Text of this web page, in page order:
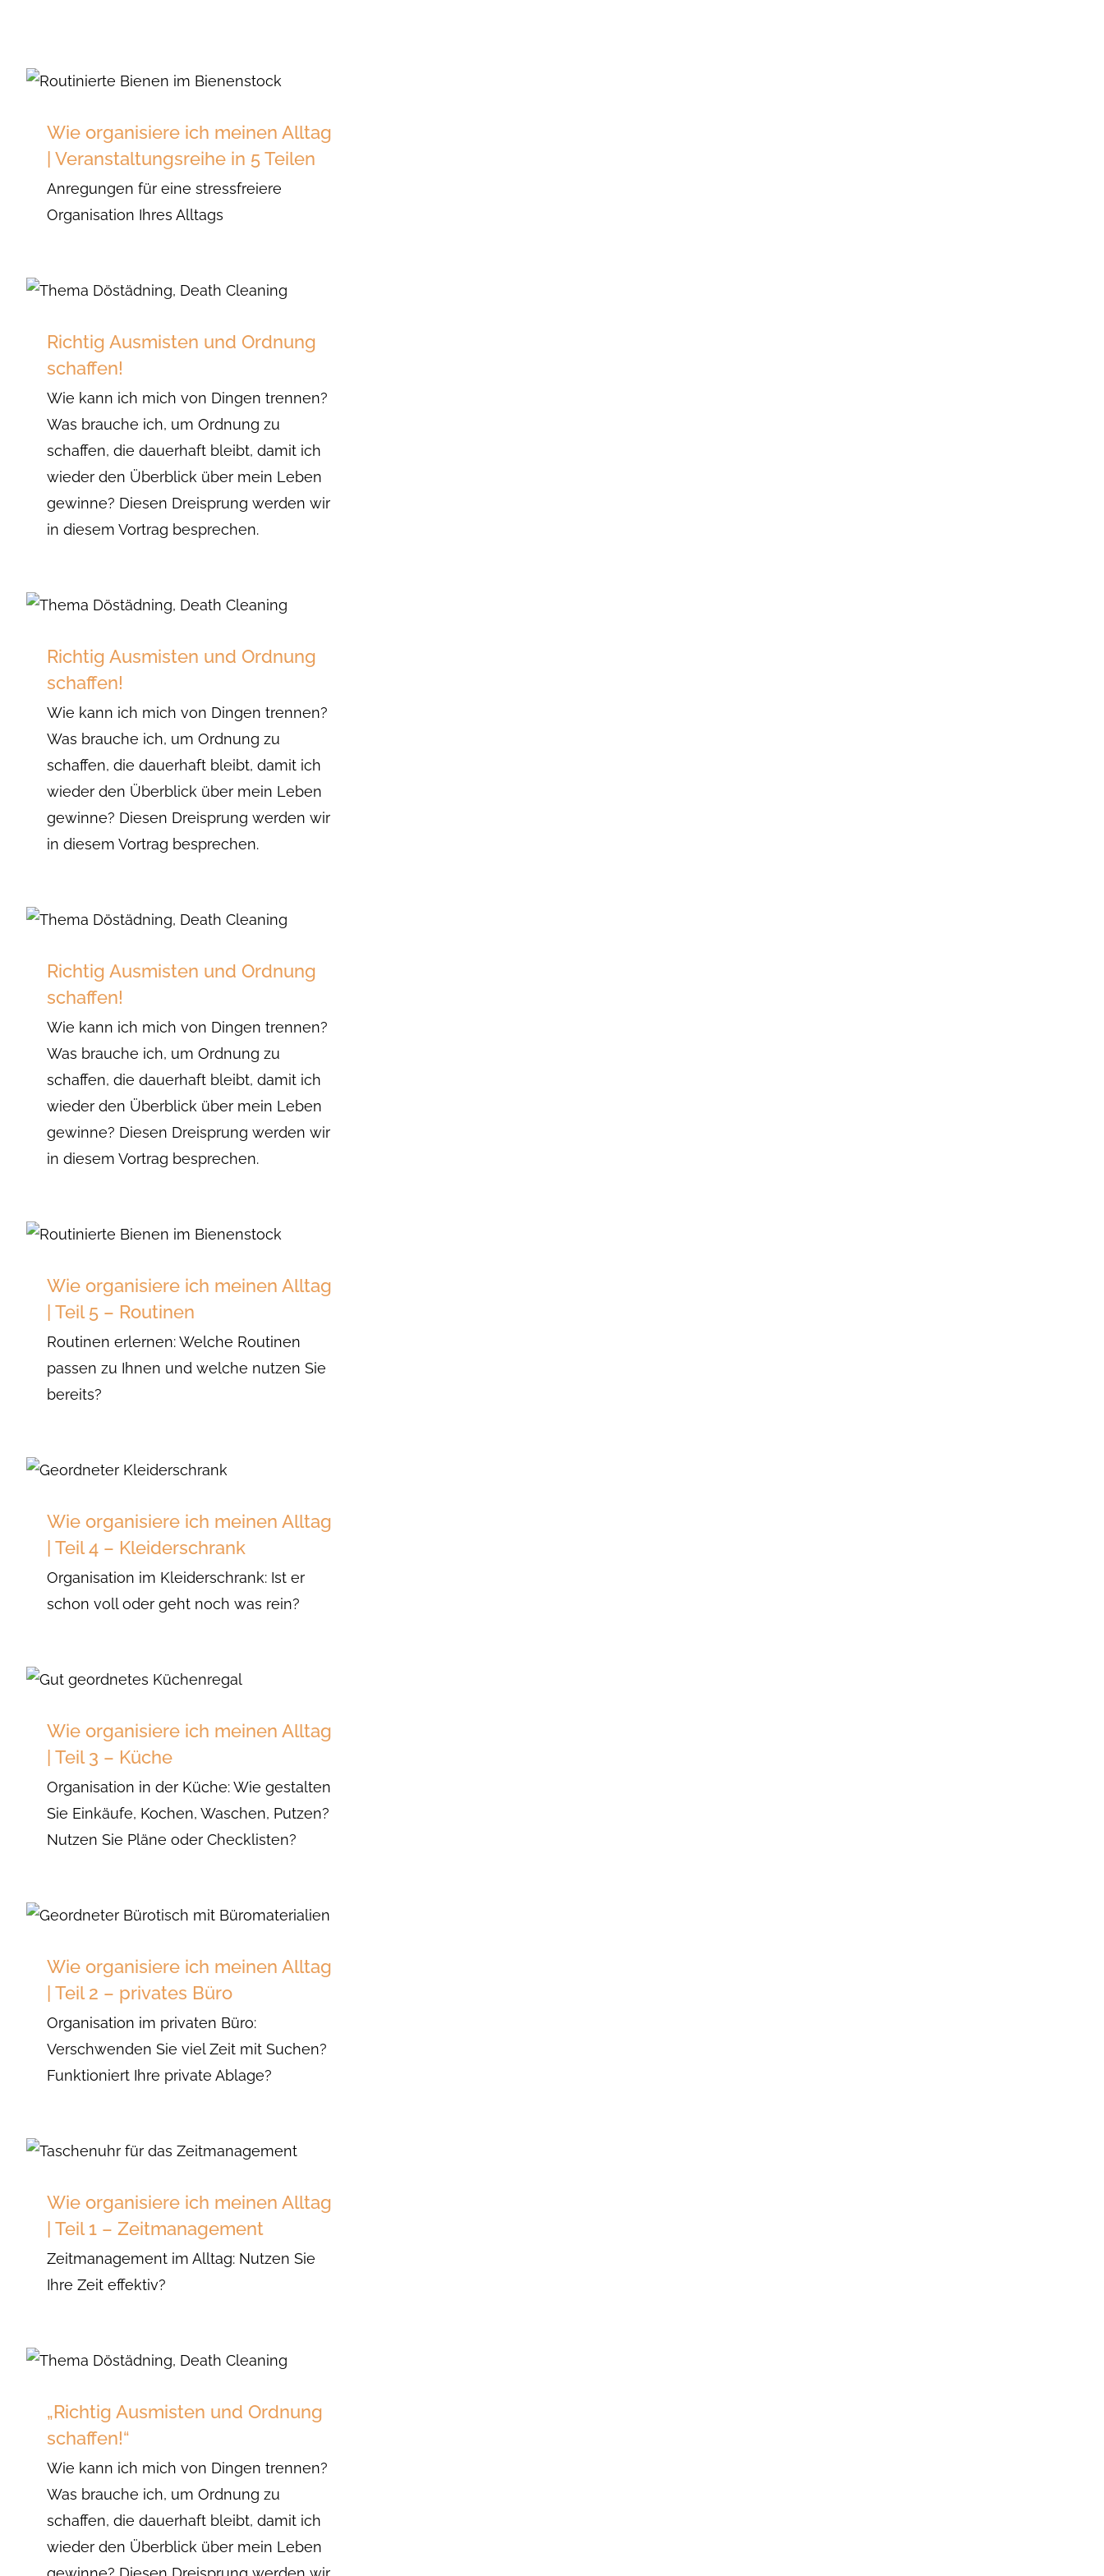
Wie organisiere ich meinen Alltag
| Veranstaltungsreihe in 5 Teilen
Anregungen für eine stressfreiere
Organisation Ihres Alltags
Richtig Ausmisten und Ordnung
schaffen!
Wie kann ich mich von Dingen trennen?
Was brauche ich, um Ordnung zu
schaffen, die dauerhaft bleibt, damit ich
wieder den Überblick über mein Leben
gewinne? Diesen Dreisprung werden wir
in diesem Vortrag besprechen.
Richtig Ausmisten und Ordnung
schaffen!
Wie kann ich mich von Dingen trennen?
Was brauche ich, um Ordnung zu
schaffen, die dauerhaft bleibt, damit ich
wieder den Überblick über mein Leben
gewinne? Diesen Dreisprung werden wir
in diesem Vortrag besprechen.
Richtig Ausmisten und Ordnung
schaffen!
Wie kann ich mich von Dingen trennen?
Was brauche ich, um Ordnung zu
schaffen, die dauerhaft bleibt, damit ich
wieder den Überblick über mein Leben
gewinne? Diesen Dreisprung werden wir
in diesem Vortrag besprechen.
Wie organisiere ich meinen Alltag
| Teil 5 – Routinen
Routinen erlernen: Welche Routinen
passen zu Ihnen und welche nutzen Sie
bereits?
Wie organisiere ich meinen Alltag
| Teil 4 – Kleiderschrank
Organisation im Kleiderschrank: Ist er
schon voll oder geht noch was rein?
Wie organisiere ich meinen Alltag
| Teil 3 – Küche
Organisation in der Küche: Wie gestalten
Sie Einkäufe, Kochen, Waschen, Putzen?
Nutzen Sie Pläne oder Checklisten?
Wie organisiere ich meinen Alltag
| Teil 2 – privates Büro
Organisation im privaten Büro:
Verschwenden Sie viel Zeit mit Suchen?
Funktioniert Ihre private Ablage?
Wie organisiere ich meinen Alltag
| Teil 1 – Zeitmanagement
Zeitmanagement im Alltag: Nutzen Sie
Ihre Zeit effektiv?
„Richtig Ausmisten und Ordnung
schaffen!“
Wie kann ich mich von Dingen trennen?
Was brauche ich, um Ordnung zu
schaffen, die dauerhaft bleibt, damit ich
wieder den Überblick über mein Leben